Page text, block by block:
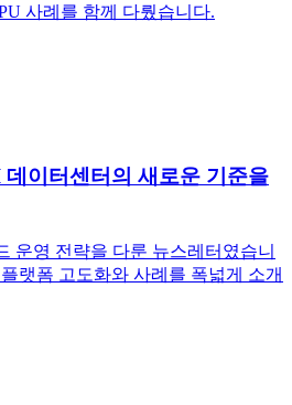
사례를 함께 다뤘습니다.
이터센터의 새로운 기준을
운영 전략을 다룬 뉴스레터였습니
랫폼 고도화와 사례를 폭넓게 소개